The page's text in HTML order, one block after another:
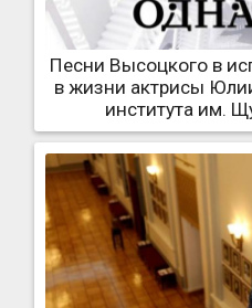
Песни Высоцкого в
в жизни актрисы
института им.